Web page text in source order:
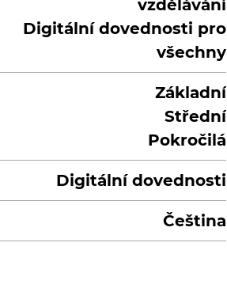
vzdělávání
Digitální dovednosti pro
všechny
Základní
Střední
Pokročilá
Digitální dovednosti
Čeština